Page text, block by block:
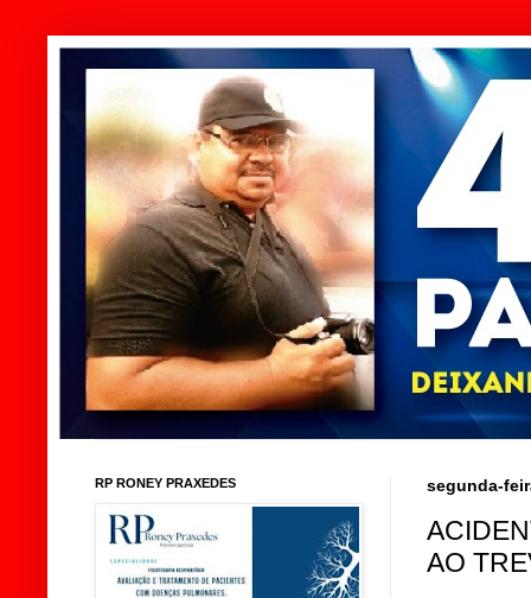
segunda-
AO
RP RONEY PRAXEDES